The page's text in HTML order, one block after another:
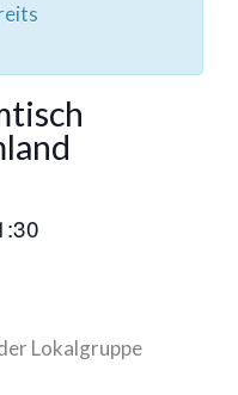
Lokalgruppe